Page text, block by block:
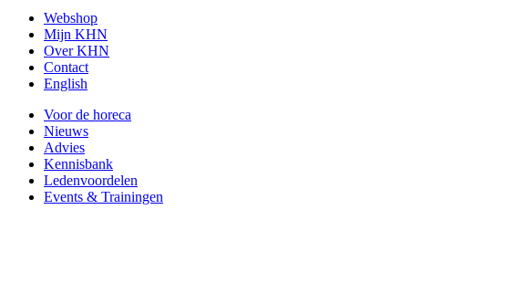
Webshop
Mijn KHN
Over KHN
Contact
English
Voor de horeca
Nieuws
Advies
Kennisbank
Ledenvoordelen
Events & Trainingen